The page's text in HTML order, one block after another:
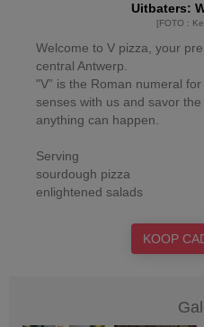
Uitbaters:
[FOTO :
Welcome to V pizza, your
central Antwerp.
"V” is the Roman numeral
senses with us and savor
anything can happen.
Serving
sourdough pizza
enlightened salads
KOOP